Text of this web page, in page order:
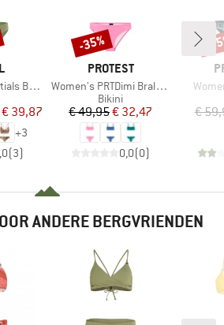
Bikini Set
prijs
€ 39,87
+3
(3)
MERK
PROTEST
Artikel
Women's PRTDimi Bralette Bikini
Productgroep
Bikini
Prijs
€ 49,95Verlaagde prijs
€ 32,47
0,0(0)
Korting
-35%
Artikel
€
-
ANDERE BERGVRIENDEN